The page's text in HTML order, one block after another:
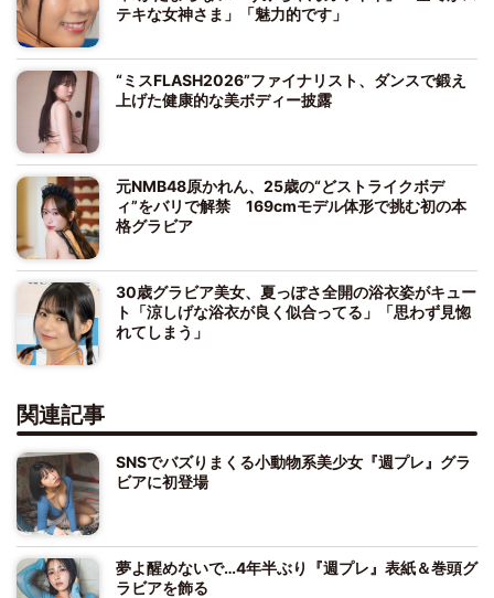
テキな女神さま」「魅力的です」
“ミスFLASH2026”ファイナリスト、ダンスで鍛え
上げた健康的な美ボディー披露
元NMB48原かれん、25歳の“どストライクボデ
ィ”をバリで解禁 169cmモデル体形で挑む初の本
格グラビア
30歳グラビア美女、夏っぽさ全開の浴衣姿がキュー
ト「涼しげな浴衣が良く似合ってる」「思わず見惚
れてしまう」
関連記事
SNSでバズりまくる小動物系美少女『週プレ』グラ
ビアに初登場
夢よ醒めないで…4年半ぶり『週プレ』表紙＆巻頭グ
ラビアを飾る